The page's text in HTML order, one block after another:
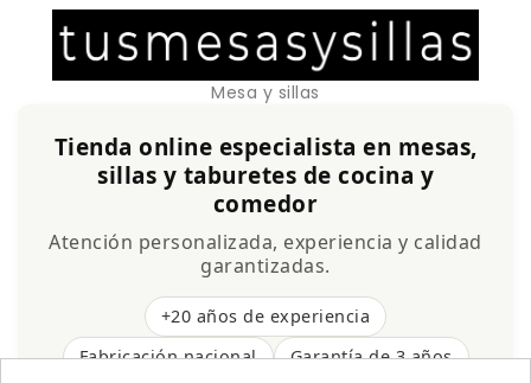
Mesa y sillas
Tienda online especialista en mesas,
sillas y taburetes de cocina y
comedor
Atención personalizada, experiencia y calidad
garantizadas.
+20 años de experiencia
Fabricación nacional
Garantía de 3 años